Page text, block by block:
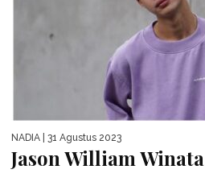
NADIA | 31 Agustus 2023
Jason William Winata